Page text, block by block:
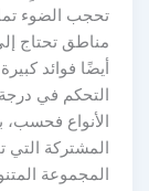
تحجب الضوء
مناطق تحتاج إلى
أيضًا فوائد
التحكم في درجة
الأنواع فحسب، بل
المشتركة التي
المجموعة